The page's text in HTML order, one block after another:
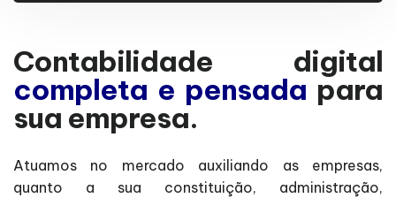
Contabilidade digital
completa e pensada para
sua empresa.
Atuamos no mercado auxiliando as empresas,
quanto a sua constituição, administração,